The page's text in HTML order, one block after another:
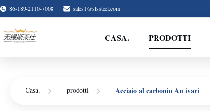
86-189-2110-7008 sales1@slssteel.com
CASA. PRODOTTI
Casa. prodotti Acciaio al carbonio Antivari